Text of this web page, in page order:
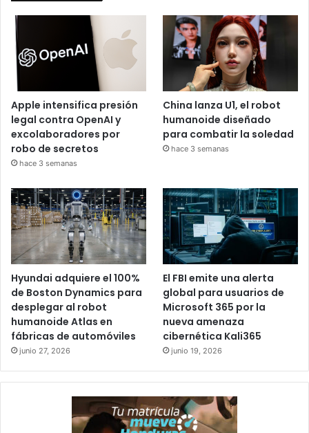
Apple intensifica presión
legal contra OpenAI y
excolaboradores por
robo de secretos
hace 3 semanas
China lanza U1, el robot
humanoide diseñado
para combatir la soledad
hace 3 semanas
Hyundai adquiere el 100%
de Boston Dynamics para
desplegar al robot
humanoide Atlas en
fábricas de automóviles
junio 27, 2026
El FBI emite una alerta
global para usuarios de
Microsoft 365 por la
nueva amenaza
cibernética Kali365
junio 19, 2026